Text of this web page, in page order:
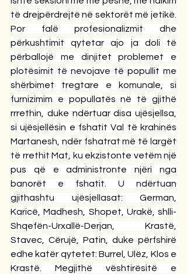
të drejpërdrejtë në sektorët më jetikë.
Por falë profesionalizmit dhe
përkushtimit qytetar ajo ja doli të
përballojë me dinjitet problemet e
plotësimit të nevojave të popullit me
shërbimet tregtare e komunale, si
furnizimim e popullatës në të gjithë
rrrethin, duke ndërtuar disa ujësjellsa,
si ujësjellësin e fshatit Val të krahinës
Martanesh, ndër fshatrat më të largët
të rrethit Mat, ku ekzistonte vetëm një
pus që e administronte njëri nga
banorët e fshatit. U ndërtuan
gjithashtu ujësjellasat: German,
Karicë, Madhesh, Shopet, Urakë, shlli-
Shqefën-Urxallë-Derjan, Krastë,
Stavec, Cërujë, Patin, duke përfshirë
edhe katër qytetet: Burrel, Ulëz, Klos e
Krastë. Megjithë vështirësitë e